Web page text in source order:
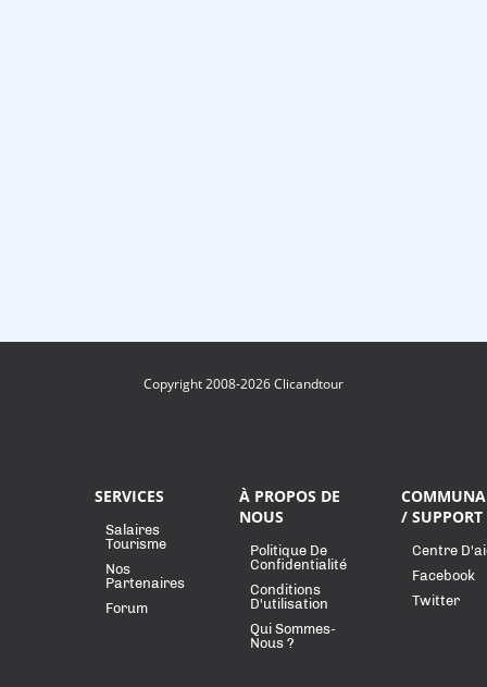
Copyright 2008-2026 Clicandtour
SERVICES
Salaires
Tourisme
Nos
Partenaires
Forum
À PROPOS DE
NOUS
Politique De
Confidentialité
Conditions
D'utilisation
Qui Sommes-
Nous ?
/ SUPPORT
Centre
Facebook
Twitter